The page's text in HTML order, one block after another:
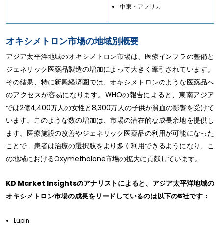
中東・アフリカ
オキシメトロン市場の地域別概要
アジア太平洋地域のオキシメトロン市場は、医療インフラの整備と
ジェネリック医薬品製造の増加によって大きく牽引されています。
その結果、特に新興経済圏では、オキシメトロンのような医薬品へ
のアクセスが容易になります。WHOの報告によると、東南アジア
では2億4,400万人の女性と8,300万人の子供が貧血の影響を受けて
います。このような数の増加は、市場の潜在的な成長余地を提供し
ます。医療施設の改善やジェネリック医薬品の利用が可能になった
ことで、患者は治療の選択肢をより多く利用できるようになり、こ
の地域におけるOxymetholone市場の拡大に貢献しています。
KD Market Insightsのアナリストによると、アジア太平洋地域の
オキシメトロン市場の成長をリードしているのは以下の5社です：
Lupin